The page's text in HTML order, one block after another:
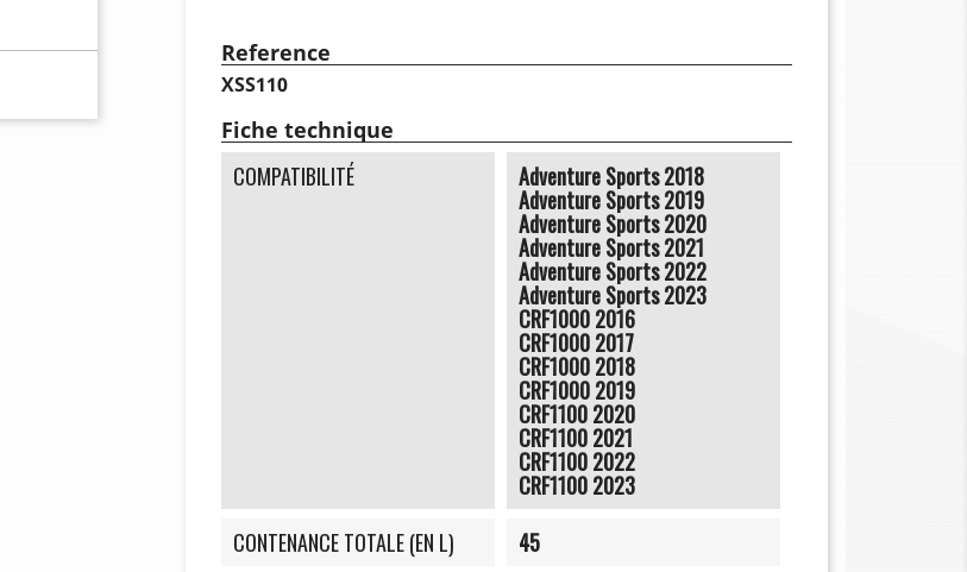
Reference
XSS110
Fiche technique
COMPATIBILITÉ Adventure Sports 2018
Adventure Sports 2019
Adventure Sports 2020
Adventure Sports 2021
Adventure Sports 2022
Adventure Sports 2023
CRF1000 2016
CRF1000 2017
CRF1000 2018
CRF1000 2019
CRF1100 2020
CRF1100 2021
CRF1100 2022
CRF1100 2023
CONTENANCE TOTALE (EN L)
45